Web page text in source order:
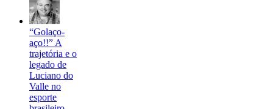
“Golaço-
aço!!” A
trajetória e o
legado de
Luciano do
Valle no
esporte